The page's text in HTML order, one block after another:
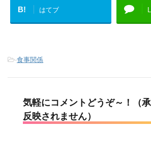
B! はてブ
-食事関係
気軽にコメントどうぞ～！（
反映されません）